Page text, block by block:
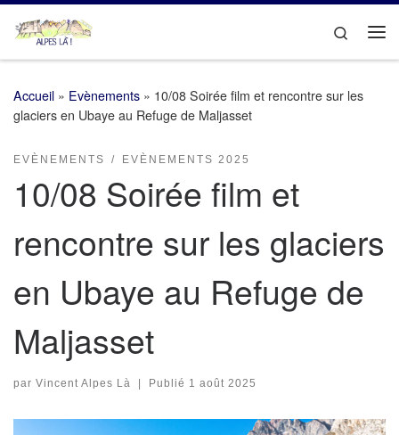
Passer au contenu
Search
Accueil » Evènements » 10/08 Soirée film et rencontre sur les
glaciers en Ubaye au Refuge de Maljasset
EVÈNEMENTS EVÈNEMENTS 2025
10/08 Soirée film et
rencontre sur les glaciers
en Ubaye au Refuge de
Maljasset
par Vincent Alpes Là | Publié 1 août 2025